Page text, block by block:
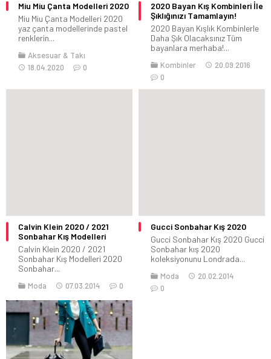
Miu Miu Çanta Modelleri 2020
Miu Miu Çanta Modelleri 2020
yaz çanta modellerinde pastel
renklerin...
Aksesuar & Takı
18.04.2020
0
2020 Bayan Kış Kombinleri İle
Şıklığınızı Tamamlayın!
2020 Bayan Kışlık Kombinlerle
Daha Şık Olacaksınız Tüm
bayanlara merhaba!...
Kombinler
20.09.2016
0
Calvin Klein 2020 / 2021
Sonbahar Kış Modelleri
Calvin Klein 2020 / 2021
Sonbahar Kış Modelleri 2020
Sonbahar...
Moda 07.03.2014 0
Gucci Sonbahar Kış 2020
Gucci Sonbahar Kış 2020 Gucci
Sonbahar kış 2020
koleksiyonunu Londrada...
Moda
20.02.2014
0